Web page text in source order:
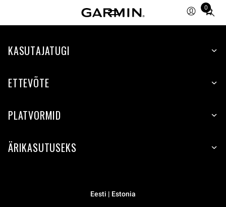
0
Total
items
cart:
KASUTAJATUGI
ETTEVÕTE
PLATVORMID
ÄRIKASUTUSEKS
Eesti | Estonia